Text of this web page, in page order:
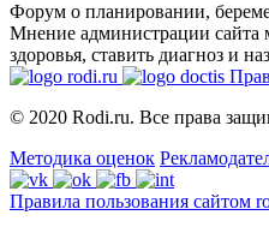
Форум о планировании,
Мнение администрации сайта
здоровья, ставить диагноз и
© 2020 Rodi.ru. Все права
Методика оценок
Правила пользования сайтом